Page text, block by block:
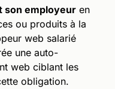
son employeur en
ou produits à la
web salarié
une auto-
web ciblant les
obligation.